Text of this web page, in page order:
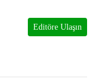
Editöre Ulaşın